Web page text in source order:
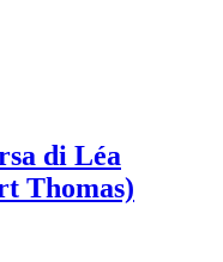
di Léa
Thomas)